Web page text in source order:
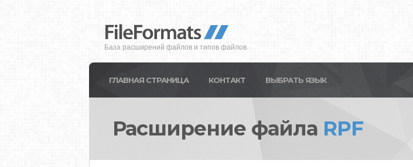
База расширений файлов и типов файлов
ГЛАВНАЯ СТРАНИЦА КОНТАКТ ВЫБРАТЬ ЯЗЫК
Расширение файла RPF